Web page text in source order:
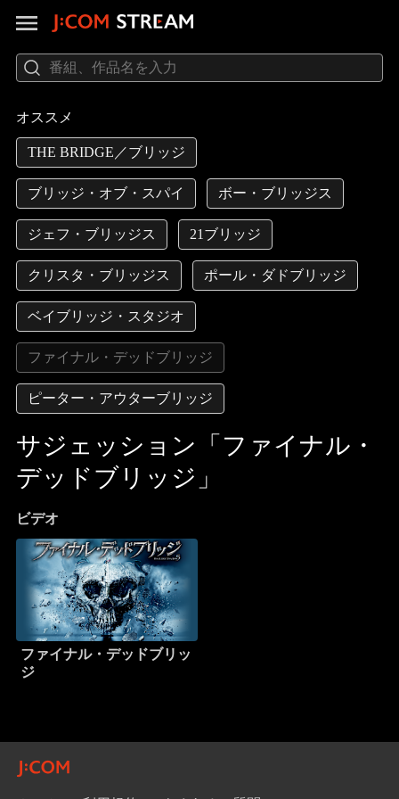
オススメ
THE BRIDGE／ブリッジ
ブリッジ・オブ・スパイ ボー・ブリッジス
ジェフ・ブリッジス 21ブリッジ
クリスタ・ブリッジス ポール・ダドブリッジ
ベイブリッジ・スタジオ
ファイナル・デッドブリッジ
ピーター・アウターブリッジ
サジェッション「ファイナル・
デッドブリッジ」
ビデオ
ファイナル・デッドブリッ
ジ